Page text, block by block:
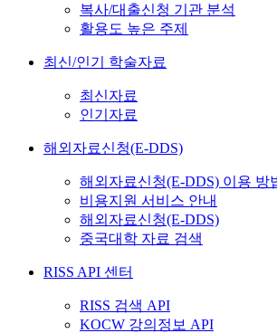
복사/대출신청 기관 분석
활용도 높은 주제
최신/인기 학술자료
최신자료
인기자료
해외자료신청(E-DDS)
해외자료신청(E-DDS) 이용 방
비용지원 서비스 안내
해외자료신청(E-DDS)
중국대학 자료 검색
RISS API 센터
RISS 검색 API
KOCW 강의정보 API